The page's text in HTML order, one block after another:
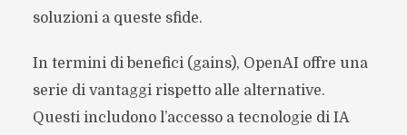
soluzioni a queste sfide.
In termini di benefici (gains), OpenAI offre una
serie di vantaggi rispetto alle alternative.
Questi includono l’accesso a tecnologie di IA